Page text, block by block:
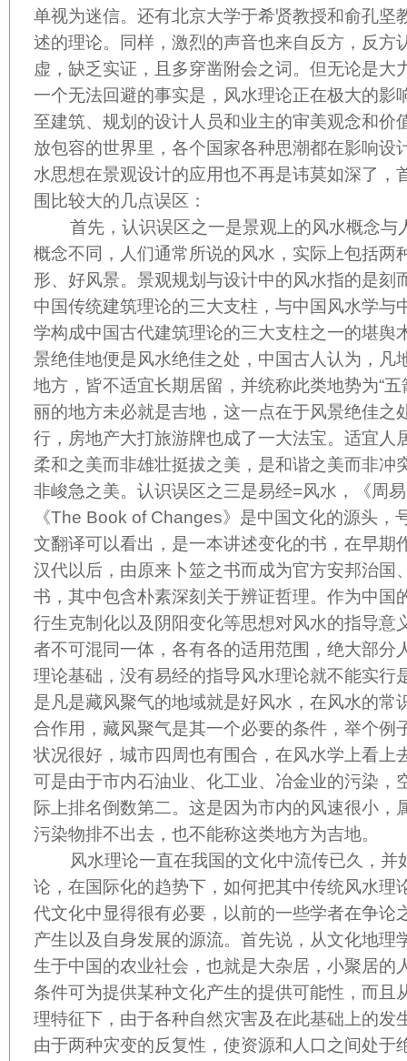
单视为迷信。还有北京大学于希贤教授和俞孔坚
述的理论。同样，激烈的声音也来自反方，反方
虚，缺乏实证，且多穿凿附会之词。但无论是大
一个无法回避的事实是，风水理论正在极大的影
至建筑、规划的设计人员和业主的审美观念和价
放包容的世界里，各个国家各种思潮都在影响设
水思想在景观设计的应用也不再是讳莫如深了，
围比较大的几点误区：
首先，认识误区之一是景观上的风水概念与
概念不同，人们通常所说的风水，实际上包括两
形、好风景。景观规划与设计中的风水指的是刻
中国传统建筑理论的三大支柱，与中国风水学与
学构成中国古代建筑理论的三大支柱之一的堪舆
景绝佳地便是风水绝佳之处，中国古人认为，凡
地方，皆不适宜长期居留，并统称此类地势为“五
丽的地方未必就是吉地，这一点在于风景绝佳之
行，房地产大打旅游牌也成了一大法宝。适宜人
柔和之美而非雄壮挺拔之美，是和谐之美而非冲
非峻急之美。认识误区之三是易经=风水，《周
《The Book of Changes》是中国文化的源头，
文翻译可以看出，是一本讲述变化的书，在早期
汉代以后，由原来卜筮之书而成为官方安邦治国
书，其中包含朴素深刻关于辨证哲理。作为中国
行生克制化以及阴阳变化等思想对风水的指导意
者不可混同一体，各有各的适用范围，绝大部分
理论基础，没有易经的指导风水理论就不能实行
是凡是藏风聚气的地域就是好风水，在风水的常
合作用，藏风聚气是其一个必要的条件，举个例
状况很好，城市四周也有围合，在风水学上看上
可是由于市内石油业、化工业、冶金业的污染，
际上排名倒数第二。这是因为市内的风速很小，
污染物排不出去，也不能称这类地方为吉地。
风水理论一直在我国的文化中流传已久，并
论，在国际化的趋势下，如何把其中传统风水理
代文化中显得很有必要，以前的一些学者在争论
产生以及自身发展的源流。首先说，从文化地理
生于中国的农业社会，也就是大杂居，小聚居的
条件可为提供某种文化产生的提供可能性，而且
理特征下，由于各种自然灾害及在此基础上的发
由于两种灾变的反复性，使资源和人口之间处于